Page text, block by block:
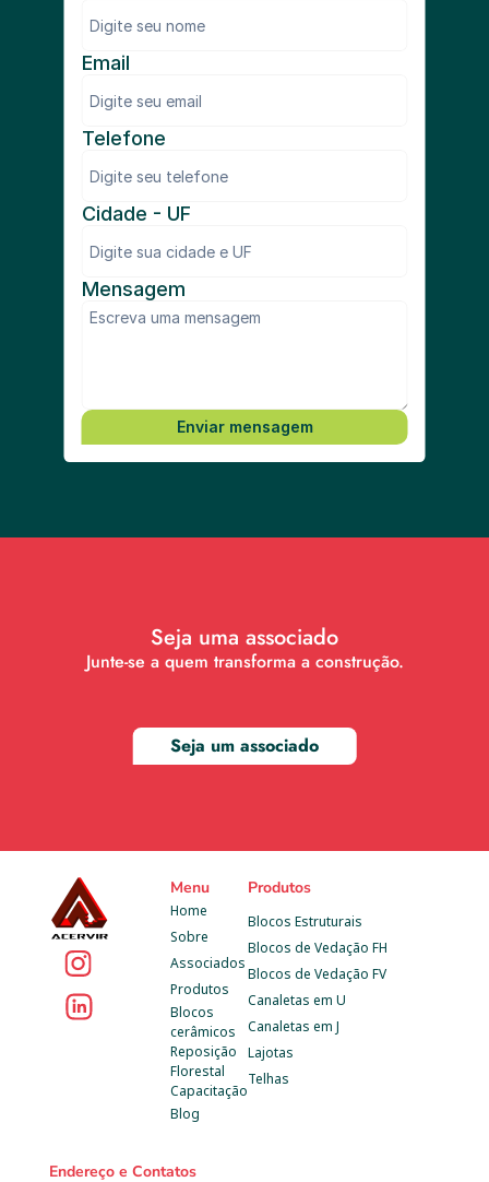
Menu
Home
Sobre
Blog
Associados
Produtos
Blocos
cerâmicos
Reposição
Florestal
Capacitação
Produtos
Blocos Estruturais
Blocos de Vedação FH
Blocos de Vedação FV
Canaletas em U
Canaletas em J
Lajotas
Telhas
Endereço e Contatos
Email
Telefone
Cidade - UF
Mensagem
Enviar mensagem
Seja uma associado
Junte-se a quem transforma a construção.
Seja um associado